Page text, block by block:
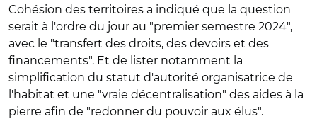
Cohésion des territoires a indiqué que la question
serait à l'ordre du jour au "premier semestre 2024",
avec le "transfert des droits, des devoirs et des
financements". Et de lister notamment la
simplification du statut d'autorité organisatrice de
l'habitat et une "vraie décentralisation" des aides à la
pierre afin de "redonner du pouvoir aux élus".